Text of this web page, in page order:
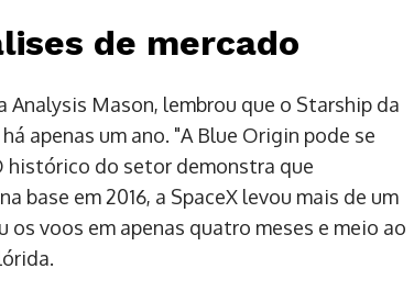
de mercado
Mason, lembrou que o Starship da
apenas um ano. "A Blue Origin pode se
histórico do setor demonstra que
base em 2016, a SpaceX levou mais de um
voos em apenas quatro meses e meio ao